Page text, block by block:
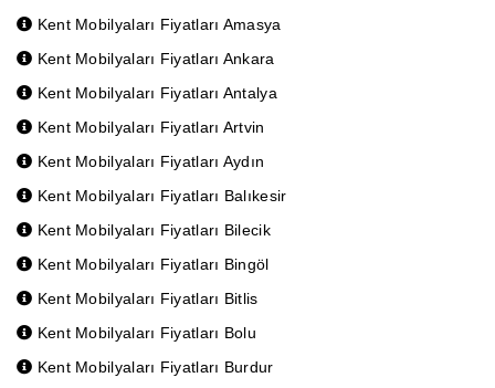
Kent Mobilyaları Fiyatları Amasya
Kent Mobilyaları Fiyatları Ankara
Kent Mobilyaları Fiyatları Antalya
Kent Mobilyaları Fiyatları Artvin
Kent Mobilyaları Fiyatları Aydın
Kent Mobilyaları Fiyatları Balıkesir
Kent Mobilyaları Fiyatları Bilecik
Kent Mobilyaları Fiyatları Bingöl
Kent Mobilyaları Fiyatları Bitlis
Kent Mobilyaları Fiyatları Bolu
Kent Mobilyaları Fiyatları Burdur